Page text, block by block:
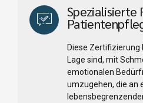
Spezialisierte
Diese Zertifizierung
Lage sind, mit
emotionalen
umzugehen, die an